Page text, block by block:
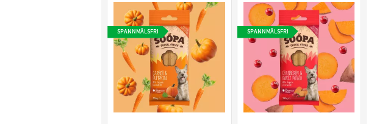
SPANNMÅLSFRI SPANNMÅLSFRI